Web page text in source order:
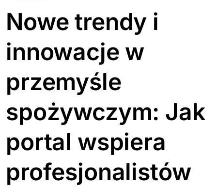
Nowe trendy i
innowacje w
przemyśle
spożywczym: Jak
portal wspiera
profesjonalistów